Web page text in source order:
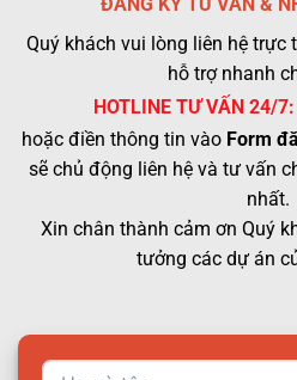
Quý khách vui lòng liên hệ
hỗ trợ nhanh
HOTLINE TƯ VẤN 24/7:
hoặc điền thông tin vào Form
sẽ chủ động liên hệ và tư vấn
nhất.
Xin chân thành cảm ơn Quý
tưởng các dự án